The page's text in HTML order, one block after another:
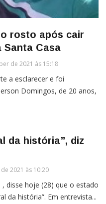
rosto após cair
Santa Casa
de 2021 às 15:18
a esclarecer e foi
Domingos, de 20 anos,
da história”, diz
2021 às 10:20
disse hoje (28) que o estado
da história”. Em entrevista...